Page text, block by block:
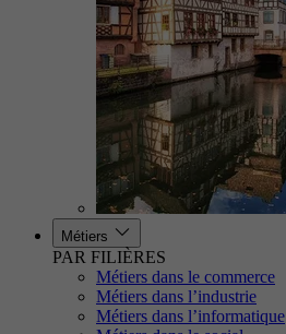
Métiers
PAR FILIÈRES
Métiers dans le commerce
Métiers dans l’industrie
Métiers dans l’informatique